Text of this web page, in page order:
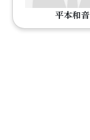
平本和音